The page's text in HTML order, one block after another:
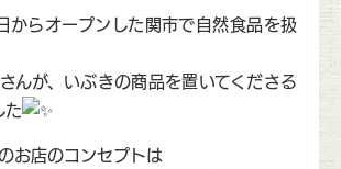
からオープンした関市で自然食品を扱
んが、いぶきの商品を置いてくださる
た
お店のコンセプトは